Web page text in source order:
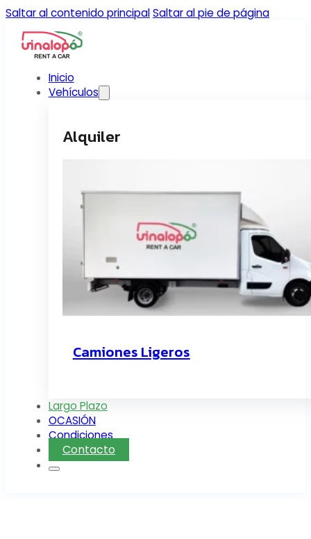
Saltar al contenido principalSaltar al pie de página
Inicio
Vehículos
Alquiler
Camiones Ligeros
Largo Plazo
OCASIÓN
Condiciones
Contacto